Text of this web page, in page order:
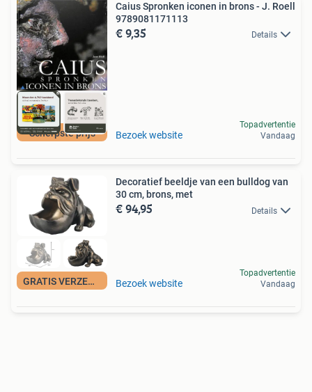
Scherpste prijs
Caius Spronken iconen in brons - J. Roell
9789081171113
€ 9,35 Details
Bezoek website
Topadvertentie
Vandaag
GRATIS VERZENDING
Decoratief beeldje van een bulldog van
30 cm, brons, met
€ 94,95 Details
Bezoek website
Topadvertentie
Vandaag